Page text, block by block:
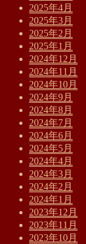
2025年4月
2025年3月
2025年2月
2025年1月
2024年12月
2024年11月
2024年10月
2024年9月
2024年8月
2024年7月
2024年6月
2024年5月
2024年4月
2024年3月
2024年2月
2024年1月
2023年12月
2023年11月
2023年10月